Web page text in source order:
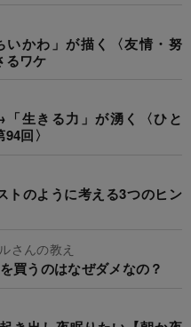
かわ」が描く〈友情・努
るワケ
生きる力」が湧く〈ひと
回〉
トのように考える3つのヒン
さんの教え
買うのはなぜダメなの？